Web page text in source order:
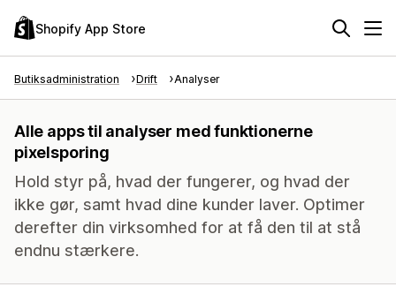
Shopify App Store
Butiksadministration Drift Analyser
Alle apps til analyser med funktionerne
pixelsporing
Hold styr på, hvad der fungerer, og hvad der
ikke gør, samt hvad dine kunder laver. Optimer
derefter din virksomhed for at få den til at stå
endnu stærkere.